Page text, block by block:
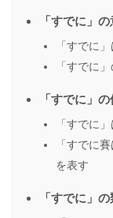
「すでに」
「すでに
「すでに
「すでに」
「すでに
「すでに
を表す
「すでに」